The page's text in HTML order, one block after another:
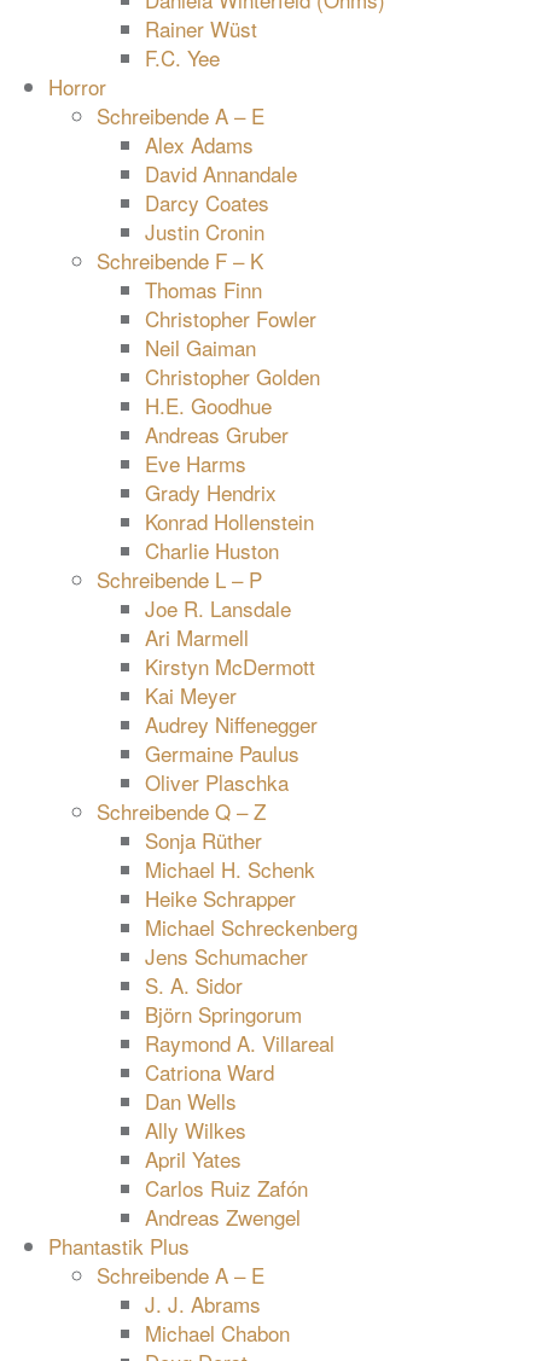
Rainer Wüst
F.C. Yee
Horror
Schreibende A – E
Alex Adams
David Annandale
Darcy Coates
Justin Cronin
Schreibende F – K
Thomas Finn
Christopher Fowler
Neil Gaiman
Christopher Golden
H.E. Goodhue
Andreas Gruber
Eve Harms
Grady Hendrix
Konrad Hollenstein
Charlie Huston
Schreibende L – P
Joe R. Lansdale
Ari Marmell
Kirstyn McDermott
Kai Meyer
Audrey Niffenegger
Germaine Paulus
Oliver Plaschka
Schreibende Q – Z
Sonja Rüther
Michael H. Schenk
Heike Schrapper
Michael Schreckenberg
Jens Schumacher
S. A. Sidor
Björn Springorum
Raymond A. Villareal
Catriona Ward
Dan Wells
Ally Wilkes
April Yates
Carlos Ruiz Zafón
Andreas Zwengel
Phantastik Plus
Schreibende A – E
J. J. Abrams
Michael Chabon